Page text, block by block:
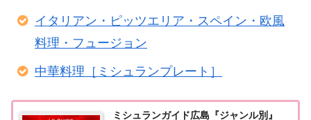
イタリアン・ピッツエリア・スペイン・欧風
料理・フュージョン
中華料理［ミシュランプレート］
ミシュランガイド広島『ジャンル別』